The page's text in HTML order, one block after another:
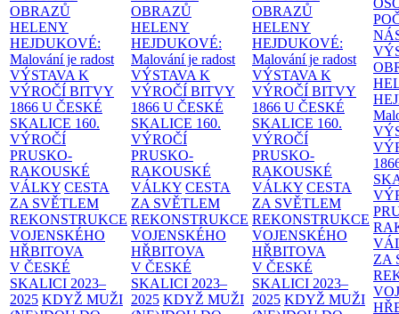
OBRAZŮ
HELENY
HEJDUKOVÉ:
Malování je radost
VÝSTAVA K
VÝROČÍ BITVY
1866 U ČESKÉ
SKALICE 160.
VÝROČÍ
PRUSKO-
RAKOUSKÉ
VÁLKY CESTA
ZA SVĚTLEM
REKONSTRUKCE
VOJENSKÉHO
HŘBITOVA
V ČESKÉ
SKALICI 2023–
2025 KDYŽ MUŽI
OBRAZŮ
HELENY
HEJDUKOVÉ:
Malování je radost
VÝSTAVA K
VÝROČÍ BITVY
1866 U ČESKÉ
SKALICE 160.
VÝROČÍ
PRUSKO-
RAKOUSKÉ
VÁLKY CESTA
ZA SVĚTLEM
REKONSTRUKCE
VOJENSKÉHO
HŘBITOVA
V ČESKÉ
SKALICI 2023–
2025 KDYŽ MUŽI
OBRAZŮ
HELENY
HEJDUKOVÉ:
Malování je radost
VÝSTAVA K
VÝROČÍ BITVY
1866 U ČESKÉ
SKALICE 160.
VÝROČÍ
PRUSKO-
RAKOUSKÉ
VÁLKY CESTA
ZA SVĚTLEM
REKONSTRUKCE
VOJENSKÉHO
HŘBITOVA
V ČESKÉ
SKALICI 2023–
2025 KDYŽ MUŽI
ZA